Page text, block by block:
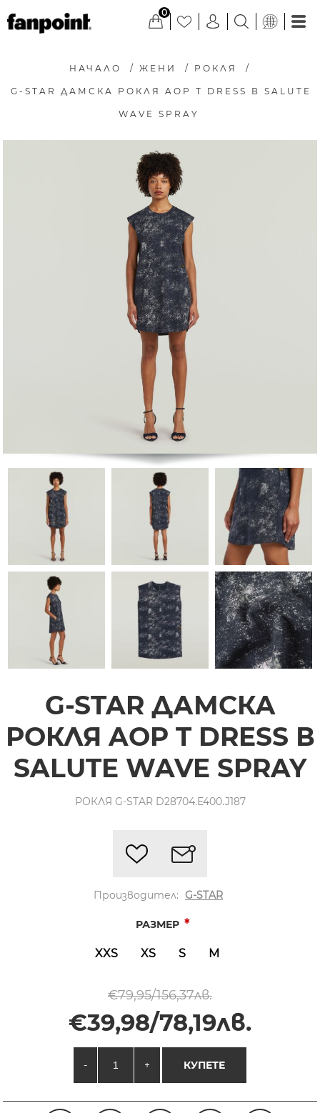
0
НАЧАЛО / ЖЕНИ / РОКЛЯ /
G-STAR ДАМСКА РОКЛЯ AOP T DRESS В SALUTE
WAVE SPRAY
G-STAR ДАМСКА
РОКЛЯ AOP T DRESS В
SALUTE WAVE SPRAY
РОКЛЯ G-STAR D28704.E400.J187
Производител: G-STAR
РАЗМЕР *
XXS XS S M
€79,95/156,37лв.
€39,98/78,19лв.
- + КУПЕТЕ